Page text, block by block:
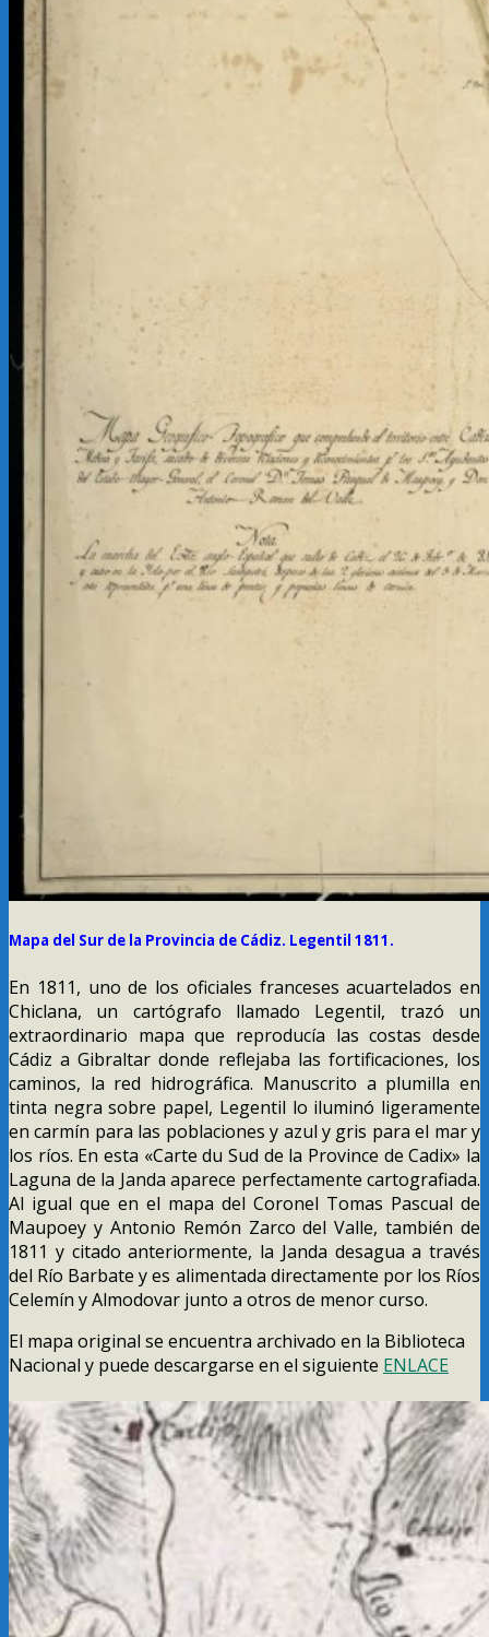
Mapa del Sur de la Provincia de Cádiz. Legentil 1811.
En 1811, uno de los oficiales franceses acuartelados en
Chiclana, un cartógrafo llamado Legentil, trazó un
extraordinario mapa que reproducía las costas desde
Cádiz a Gibraltar donde reflejaba las fortificaciones, los
caminos, la red hidrográfica. Manuscrito a plumilla en
tinta negra sobre papel, Legentil lo iluminó ligeramente
en carmín para las poblaciones y azul y gris para el mar y
los ríos. En esta «Carte du Sud de la Province de Cadix» la
Laguna de la Janda aparece perfectamente cartografiada.
Al igual que en el mapa del Coronel Tomas Pascual de
Maupoey y Antonio Remón Zarco del Valle, también de
1811 y citado anteriormente, la Janda desagua a través
del Río Barbate y es alimentada directamente por los Ríos
Celemín y Almodovar junto a otros de menor curso.
El mapa original se encuentra archivado en la Biblioteca
Nacional y puede descargarse en el siguiente ENLACE